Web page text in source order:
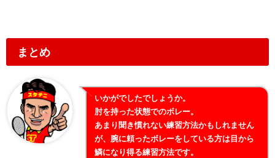
まとめ
いかがでしたでしょうか。
肘を持った状態でのボレー。
あまり聞き慣れない練習方法かもしれません
が、腕に頼ったボレーをしている方は目から
鱗になり得る練習方法です。